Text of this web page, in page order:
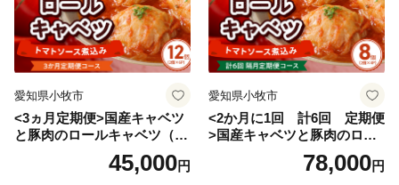
愛知県小牧市
<3ヵ月定期便>国産キャベツ
と豚肉のロールキャベツ（6P
45,000円
愛知県小牧市
<2か月に1回 計6回 定期便
>国産キャベツと豚肉のロー
ルキャベツ（4P入り）
78,000円